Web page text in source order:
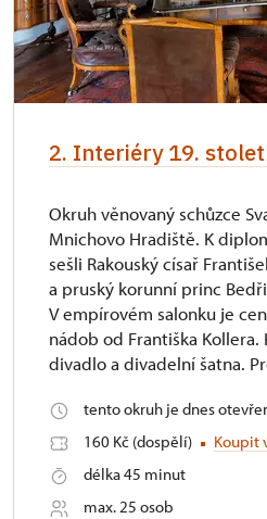
2. Interiéry 19.
Okruh věnovaný schůzce
Mnichovo Hradiště. K
sešli Rakouský císař
a pruský korunní princ
V empírovém salonku je
nádob od Františka Kollera.
divadlo a divadelní šatna.
tento okruh je dnes
160 Kč (dospělí)
Koupit
délka 45 minut
max. 25 osob